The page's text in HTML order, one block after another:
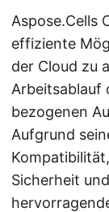
Aspose.Cells
effiziente
der Cloud zu
Arbeitsablauf
bezogenen
Aufgrund
Sicherheit